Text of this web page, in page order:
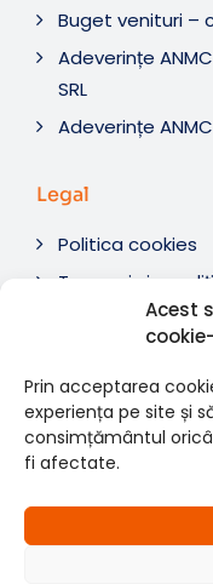
Acest
Prin acceptarea
experiența pe site și
consimțământul
fi afectate.
Buget venituri –
Adeverințe
SRL
Adeverințe
Legal
Politica cookies
Termeni si
Soluționare litigii
rezervate.
Website dezvoltat